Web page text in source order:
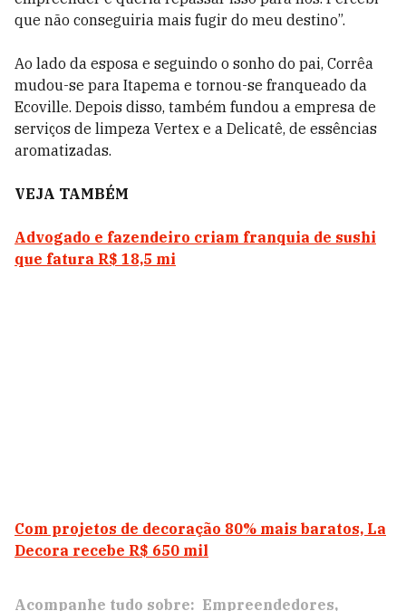
que não conseguiria mais fugir do meu destino”.
Ao lado da esposa e seguindo o sonho do pai, Corrêa
mudou-se para Itapema e tornou-se franqueado da
Ecoville. Depois disso, também fundou a empresa de
serviços de limpeza Vertex e a Delicatê, de essências
aromatizadas.
VEJA TAMBÉM
Advogado e fazendeiro criam franquia de sushi
que fatura R$ 18,5 mi
Com projetos de decoração 80% mais baratos, La
Decora recebe R$ 650 mil
Acompanhe tudo sobre: Empreendedores